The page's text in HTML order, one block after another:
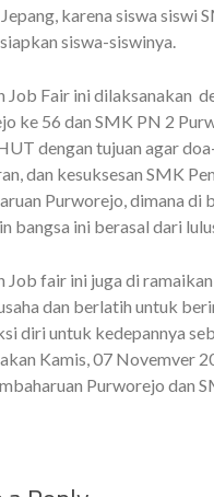
karena siswa siswi
siswa-siswinya.
Job Fair ini dilaksanakan
ke 56 dan SMK PN 2
dengan tujuan agar
dan kesuksesan SMK
Purworejo, dimana di
bangsa ini berasal dari
Job fair ini juga di
dan berlatih untuk
diri untuk kedepannya
Kamis, 07 Novemver
Purworejo dan